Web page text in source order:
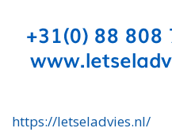
https://letseladvies.nl/